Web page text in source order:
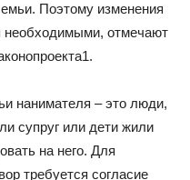
Поэтому изменения
необходимыми, отмечают
нанимателя – это люди,
супруг или дети жили
на него. Для
требуется согласие